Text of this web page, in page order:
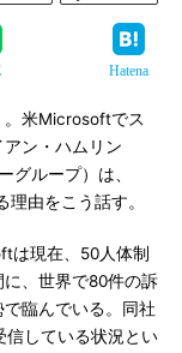
Hatena
米Microsoftでス
ン・ハムリン
グループ）は、
由をこう話す。
は現在、50人体制
、世界で80件の訴
臨んでいる。同社
信している状況とい